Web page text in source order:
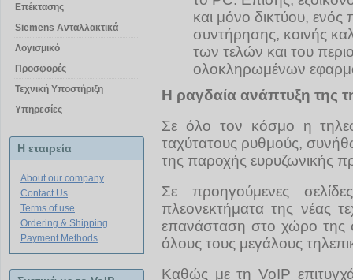
και μόνο δικτύου,
συντήρησης, κοινής
των τελών και του
ολοκληρωμένων
H ραγδαία ανάπτυξη της
Σε όλο τον κόσμο η
ταχύτατους ρυθμούς,
της παροχής ευρυζωνικής
Σε προηγούμενες
πλεονεκτήματα της νέας
επανάσταση στο χώρο της
όλους τους μεγάλους
Καθώς με τη VoIP
Επέκτασης
Siemens Ανταλλακτικά
Λογισμικό
Προσφορές
Τεχνική Υποστήριξη
Υπηρεσίες
Η εταιρεία
About our company
Contact Us
Terms of use
Ordering & Shipping
Payment Methods